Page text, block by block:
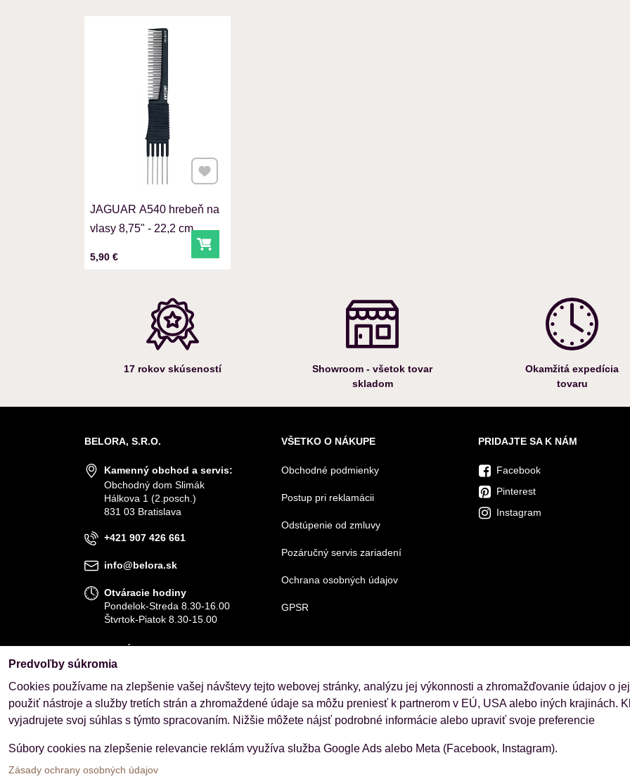
JAGUAR A540 hrebeň na
vlasy 8,75" - 22,2 cm
Cena s DPH
5,90 € Do košíka
Pridať k Obľúbeným
17 rokov skúseností
Showroom - všetok tovar
skladom
Okamžitá expedícia
tovaru
BELORA, S.R.O.
Kamenný obchod a servis:
Obchodný dom Slimák
Hálkova 1 (2.posch.)
831 03 Bratislava
+421 907 426 661
info@belora.sk
Otváracie hodiny
Pondelok-Streda 8.30-16.00
Štvrtok-Piatok 8.30-15.00
OBJEDNÁVKY
VŠETKO O NÁKUPE
Obchodné podmienky
Postup pri reklamácii
Odstúpenie od zmluvy
Pozáručný servis zariadení
Ochrana osobných údajov
GPSR
PRIDAJTE SA K NÁM
Facebook
Pinterest
Instagram
Predvoľby súkromia Zásady ochrany osobných údajov
Predvoľby súkromia
Cookies používame na zlepšenie vašej návštevy tejto webovej stránky, analýzu jej výkonnosti a zhromažďovanie údajov o
použiť nástroje a služby tretích strán a zhromaždené údaje sa môžu preniesť k partnerom v EÚ, USA alebo iných krajinách.
vyjadrujete svoj súhlas s týmto spracovaním. Nižšie môžete nájsť podrobné informácie alebo upraviť svoje preferencie
Súbory cookies na zlepšenie relevancie reklám využíva služba Google Ads alebo Meta (Facebook, Instagram).
Zásady ochrany osobných údajov